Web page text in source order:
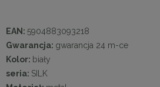
EAN: 5904883093218
Gwarancja: gwarancja 24 m-ce
Kolor: biały
seria: SILK